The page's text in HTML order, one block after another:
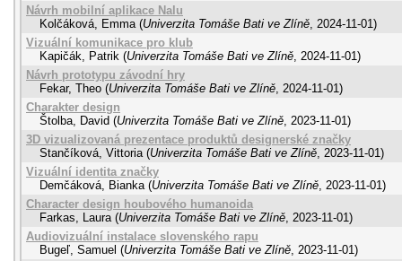
Návrh mobilní aplikace Nalu
Kolčáková, Emma (Univerzita Tomáše Bati ve Zlíně, 2024-11-01)
Vizuální komunikace pro klub
Kapičák, Patrik (Univerzita Tomáše Bati ve Zlíně, 2024-11-01)
Návrh prototypu závodní hry
Fekar, Theo (Univerzita Tomáše Bati ve Zlíně, 2024-11-01)
Charakter design
Štolba, David (Univerzita Tomáše Bati ve Zlíně, 2023-11-01)
3D vizualizovaná prezentace produktů designerské značky
Stančíková, Vittoria (Univerzita Tomáše Bati ve Zlíně, 2023-11-01)
Vizuální identita značky
Demčáková, Bianka (Univerzita Tomáše Bati ve Zlíně, 2023-11-01)
Character design houbového humanoida
Farkas, Laura (Univerzita Tomáše Bati ve Zlíně, 2023-11-01)
Audiovizuální instalace slovenského rapu
Bugeľ, Samuel (Univerzita Tomáše Bati ve Zlíně, 2023-11-01)